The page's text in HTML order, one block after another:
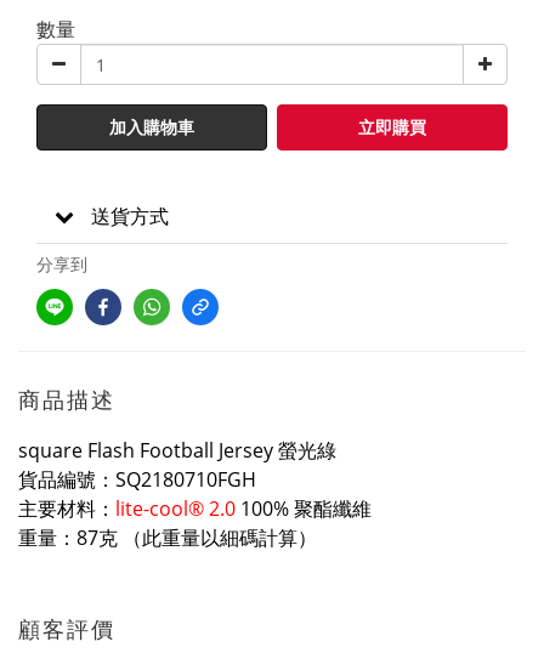
數量
加入購物車 立即購買
送貨方式
分享到
商品描述
square Flash Football Jersey 螢光綠
貨品編號：SQ2180710FGH
主要材料： lite-cool® 2.0 100% 聚酯纖維
重量：87克 （此重量以細碼計算）
顧客評價